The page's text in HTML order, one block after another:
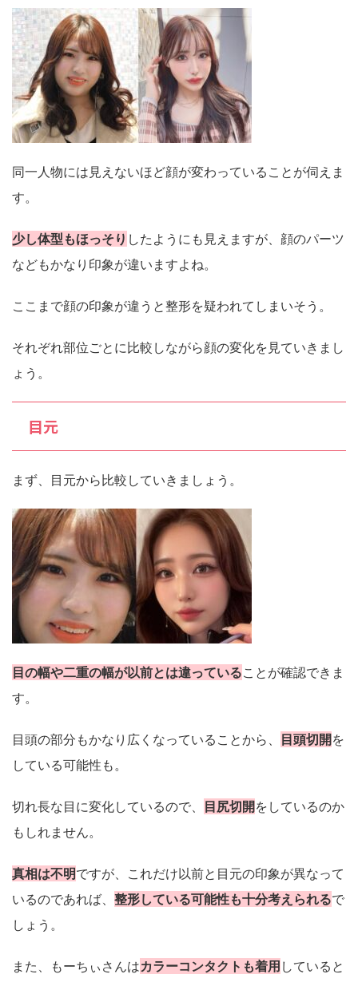
同一人物には見えないほど顔が変わっていることが伺えま
す。
少し体型もほっそり したようにも見えますが、顔のパーツ
などもかなり印象が違いますよね。
ここまで顔の印象が違うと整形を疑われてしまいそう。
それぞれ部位ごとに比較しながら顔の変化を見ていきまし
ょう。
目元
まず、目元から比較していきましょう。
目の幅や二重の幅が以前とは違っていることが確認できま
す。
目頭の部分もかなり広くなっていることから、 目頭切開を
している可能性も。
切れ長な目に変化しているので、 目尻切開をしているのか
もしれません。
真相は不明ですが、これだけ以前と目元の印象が異なって
いるのであれば、 整形している可能性も十分考えられるで
しょう。
また、もーちぃさんはカラーコンタクトも着用 していると